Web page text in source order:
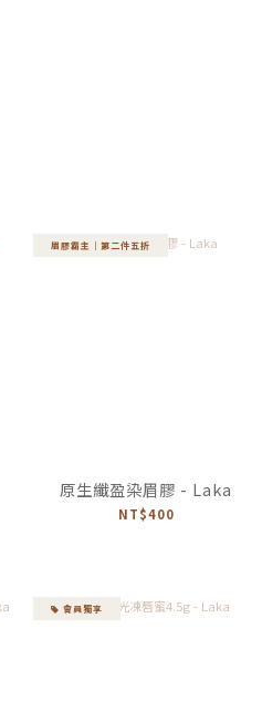
眉膠霸主｜第二件五折
原生纖盈染眉膠 - Laka
NT$400
會員獨享